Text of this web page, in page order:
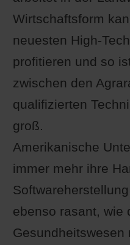
Wirtschaftsform
neuesten High-
profitieren und so
zwischen den
qualifizierten
groß.
Amerikanische
immer mehr ihre
ebenso rasant, wie